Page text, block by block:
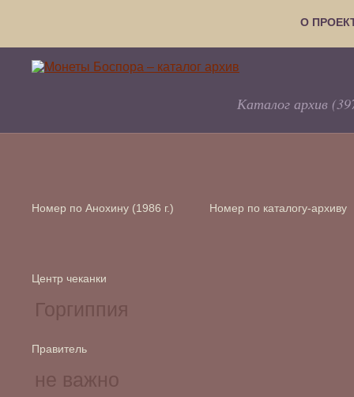
О
Каталог архив
Номер по Анохину (1986 г.) Номер по каталогу-архиву
Центр чеканки
Правитель